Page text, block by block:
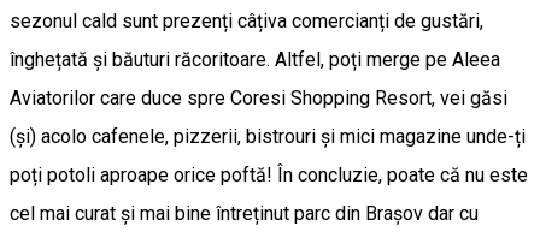
sezonul cald sunt prezenți câțiva comercianți de gustări,
înghețată și băuturi răcoritoare. Altfel, poți merge pe Aleea
Aviatorilor care duce spre Coresi Shopping Resort, vei găsi
(și) acolo cafenele, pizzerii, bistrouri și mici magazine unde-ți
poți potoli aproape orice poftă! În concluzie, poate că nu este
cel mai curat și mai bine întreținut parc din Brașov dar cu